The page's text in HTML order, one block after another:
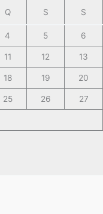
Q S S
4 5 6
11 12 13
18 19 20
25 26 27